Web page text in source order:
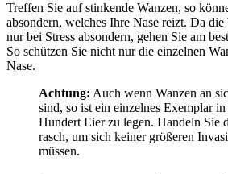
Treffen Sie auf stinkende Wanzen, so
absondern, welches Ihre Nase reizt. Da die
nur bei Stress absondern, gehen Sie am
So schützen Sie nicht nur die einzelnen
Nase.
Achtung: Auch wenn Wanzen an
sind, so ist ein einzelnes Exemplar
Hundert Eier zu legen. Handeln Sie
rasch, um sich keiner größeren
müssen.